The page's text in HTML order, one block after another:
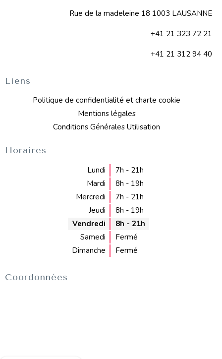
Rue de la madeleine 18 1003 LAUSANNE
+41 21 323 72 21
+41 21 312 94 40
Liens
Politique de confidentialité et charte cookie
Mentions légales
Conditions Générales Utilisation
Horaires
Lundi
7h - 21h
Mardi
8h - 19h
Mercredi
7h - 21h
Jeudi
8h - 19h
Vendredi
8h - 21h
Samedi
Fermé
Dimanche
Fermé
Coordonnées